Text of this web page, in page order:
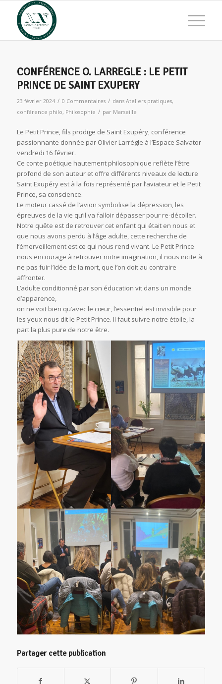
CONFÉRENCE O. LARREGLE : LE PETIT
PRINCE DE SAINT EXUPERY
23 février 2024 / 0 Commentaires / dans Ateliers pratiques,
conférence philo, Philosophie / par Marseille
Le Petit Prince, fils prodige de Saint Exupéry, conférence
passionnante donnée par Olivier Larrègle à l’Espace Salvator
vendredi 16 février.
Ce conte poétique hautement philosophique reflète l’être
profond de son auteur et offre différents niveaux de lecture
Saint Exupéry est à la fois représenté par l’aviateur et le Petit
Prince, sa conscience.
Le moteur cassé de l’avion symbolise la dépression, les
épreuves de la vie qu’il va falloir dépasser pour re-décoller.
Notre quête est de retrouver cet enfant qui était en nous et
que nous avons perdu à l’âge adulte, cette recherche de
l’émerveillement est ce qui nous rend vivant. Le Petit Prince
nous encourage à retrouver notre imagination, il nous incite à
ne pas fuir l’idée de la mort, que l’on doit au contraire
affronter.
L’adulte conditionné par son éducation vit dans un monde
d’apparence,
on ne voit bien qu’avec le cœur, l’essentiel est invisible pour
les yeux nous dit le Petit Prince. Il faut suivre notre étoile, la
part la plus pure de notre être.
Partager cette publication